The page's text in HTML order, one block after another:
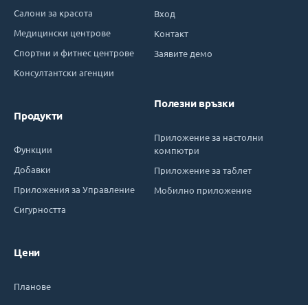
Салони за красота
Медицински центрове
Спортни и фитнес центрове
Консултантски агенции
Продукти
Функции
Добавки
Приложения за Управление
Сигурността
Цени
Планове
Вход
Контакт
Заявите демо
Полезни връзки
Приложение за настолни
компютри
Приложение за таблет
Мобилно приложение